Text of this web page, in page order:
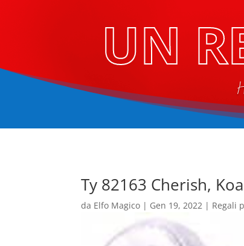
UN
Ty 82163 Cherish,
da Elfo Magico | Gen 19, 2022 | Regali